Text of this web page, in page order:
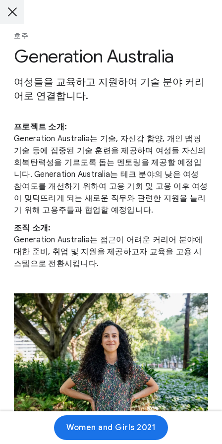
호주
Generation Australia
여성들을 교육하고 지원하여 기술 분야 커리
어로 연결합니다.
프로젝트 소개:
Generation Australia는 기술, 자신감 함양, 개인 맵핑
기술 등에 집중된 기술 훈련을 제공하며 여성들 자신의
회복탄력성을 기르도록 돕는 멘토링을 제공할 예정입
니다. Generation Australia는 테크 분야의 낮은 여성
참여도를 개선하기 위하여 고용 기회 및 고용 이후 여성
이 맞닥뜨리게 되는 새로운 직무와 관련한 지원을 늘리
기 위해 고용주들과 협업할 예정입니다.
조직 소개:
Generation Australia는 접근이 어려운 커리어 분야에
대한 준비, 취업 및 지원을 제공하고자 교육을 고용 시
스템으로 전환시킵니다.
Women and Girls 2021